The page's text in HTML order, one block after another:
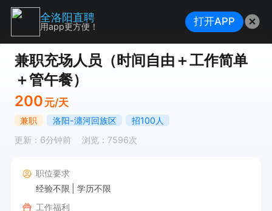
兼职充场人员（时间自由＋工作简单
＋管午餐）
200 元/天
兼职 洛阳-瀍河回族区
招100人
更新：6分钟前
浏览：7596次
职位要求
经验不限
学历不限
工作福利
全洛阳直聘
用app更方便！ 打开APP